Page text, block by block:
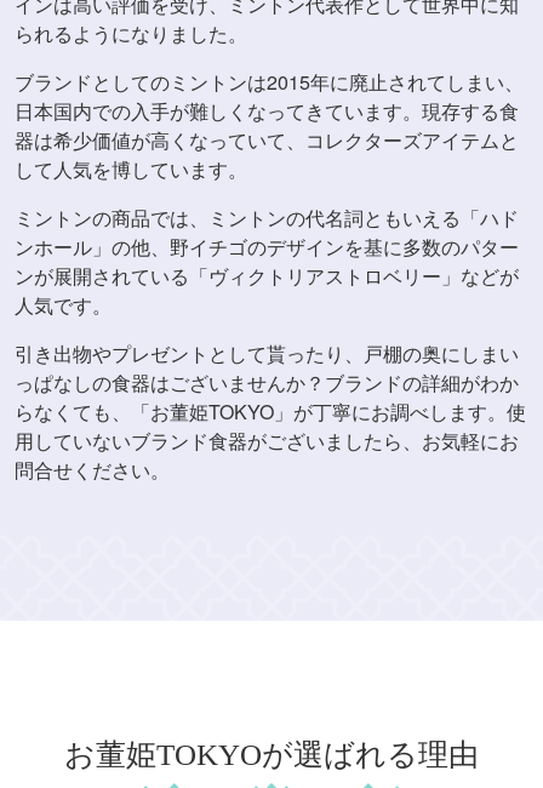
られるようになりました。
ブランドとしてのミントンは2015年に廃止されてしまい、
日本国内での入手が難しくなってきています。現存する食
器は希少価値が高くなっていて、コレクターズアイテムと
して人気を博しています。
ミントンの商品では、ミントンの代名詞ともいえる「ハド
ンホール」の他、野イチゴのデザインを基に多数のパター
ンが展開されている「ヴィクトリアストロベリー」などが
人気です。
引き出物やプレゼントとして貰ったり、戸棚の奥にしまい
っぱなしの食器はございませんか？ブランドの詳細がわか
らなくても、「お董姫TOKYO」が丁寧にお調べします。使
用していないブランド食器がございましたら、お気軽にお
問合せください。
お董姫TOKYOが選ばれる理由